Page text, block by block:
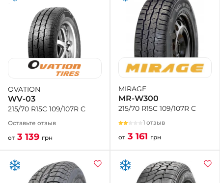
OVATION
WV-03
215/70 R15C 109/107R C
Оставьте отзыв
от 3 139 грн
MIRAGE
MR-W300
215/70 R15C 109/107R C
1 отзыв
от 3 161 грн